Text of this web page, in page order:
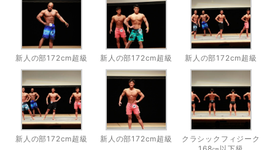
新人の部172cm超級 新人の部172cm超級 新人の部172cm超級
新人の部172cm超級 新人の部172cm超級
クラシックフィジーク